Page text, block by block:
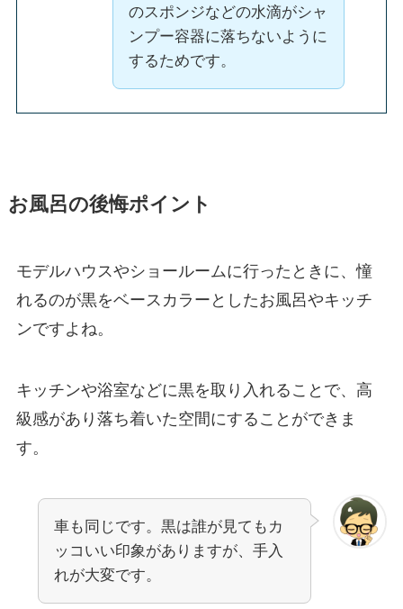
のスポンジなどの水滴がシャ
ンプー容器に落ちないように
するためです。
お風呂の後悔ポイント
モデルハウスやショールームに行ったときに、憧
れるのが黒をベースカラーとしたお風呂やキッチ
ンですよね。
キッチンや浴室などに黒を取り入れることで、高
級感があり落ち着いた空間にすることができま
す。
車も同じです。黒は誰が見てもカ
ッコいい印象がありますが、手入
れが大変です。